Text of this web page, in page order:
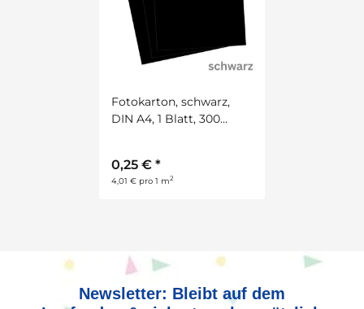
Fotokarton, schwarz,
DIN A4, 1 Blatt, 300
0,25 € *
4,01 € pro 1 m2
Newsletter: Bleibt auf dem